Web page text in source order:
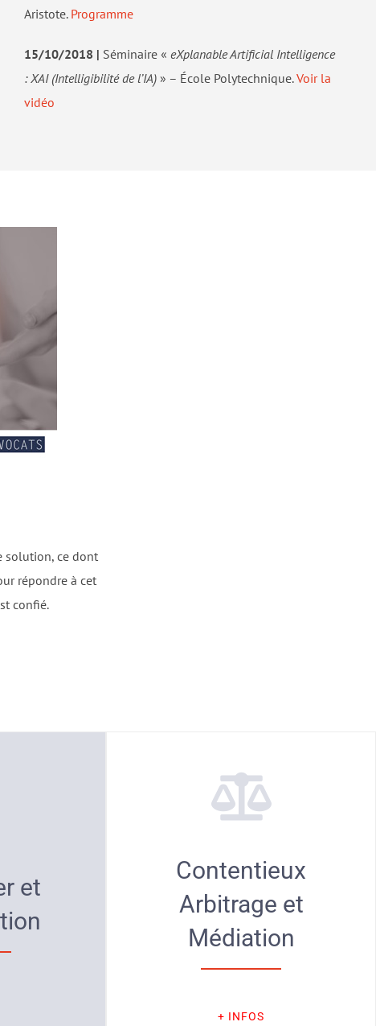
Aristote. Programme
15/10/2018 | Séminaire « eXplanable Artificial Intelligence
: XAI (Intelligibilité de l’IA)» – École Polytechnique.Voir la
vidéo
solution, ce dont
répondre à cet
confié.
et
Contentieux
Arbitrage et
Médiation
+ INFOS